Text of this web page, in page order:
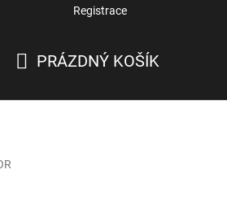
Registrace
PRÁZDNÝ KOŠÍK